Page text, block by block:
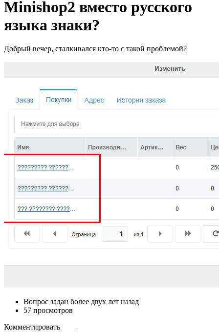
Minishop2 вместо русского
языка знаки?
Добрый вечер, сталкивался кто-то с такой проблемой?
Вопрос задан более двух лет назад
57 просмотров
Комментировать